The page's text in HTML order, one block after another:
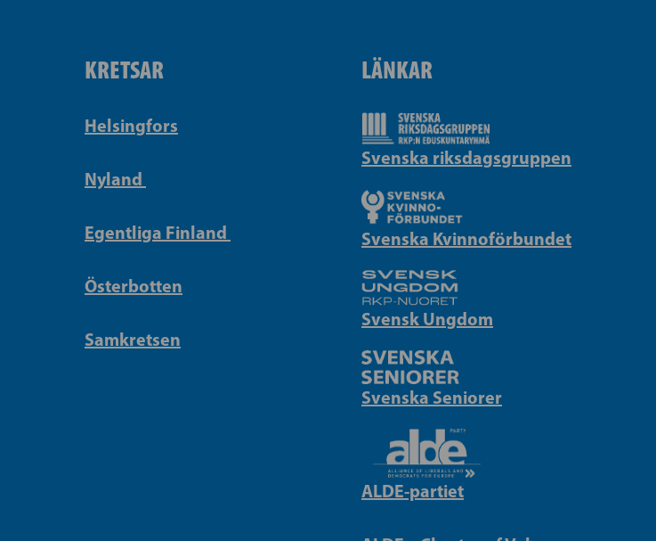
KRETSAR
Helsingfors
Nyland
Egentliga Finland
Österbotten
Samkretsen
LÄNKAR
Svenska riksdagsgruppen
Svenska Kvinnoförbundet
Svensk Ungdom
Svenska Seniorer
ALDE-partiet